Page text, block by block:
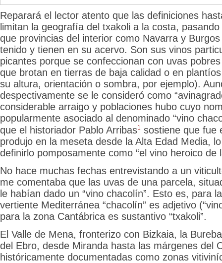
Reparará el lector atento que las definiciones
limitan la geografía del txakoli a la costa,
que provincias del interior como Navarra y
tenido y tienen en su acervo. Son sus vinos
picantes porque se confeccionan con uvas
que brotan en tierras de baja calidad o en
su altura, orientación o sombra, por ejemplo).
despectivamente se le consideró como
considerable arraigo y poblaciones hubo cuyo
popularmente asociado al denominado “vino
que el historiador Pablo Arribas1 sostiene que fue
produjo en la meseta desde la Alta Edad Media,
definirlo pomposamente como “el vino heroico de
No hace muchas fechas entrevistando a un
me comentaba que las uvas de una parcela,
le habían dado un “vino chacolín”. Esto es, para
vertiente Mediterránea “chacolín” es adjetivo
para la zona Cantábrica es sustantivo “txakoli”.
El Valle de Mena, fronterizo con Bizkaia, la
del Ebro, desde Miranda hasta las márgenes del
históricamente documentadas como zonas